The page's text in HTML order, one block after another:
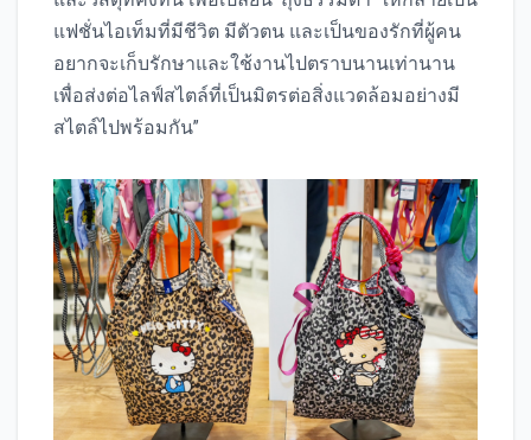
แฟชั่นไอเท็มที่มีชีวิต มีตัวตน และเป็นของรักที่ผู้คน
อยากจะเก็บรักษาและใช้งานไปตราบนานเท่านาน
เพื่อส่งต่อไลฟ์สไตล์ที่เป็นมิตรต่อสิ่งแวดล้อมอย่างมี
สไตล์ไปพร้อมกัน”